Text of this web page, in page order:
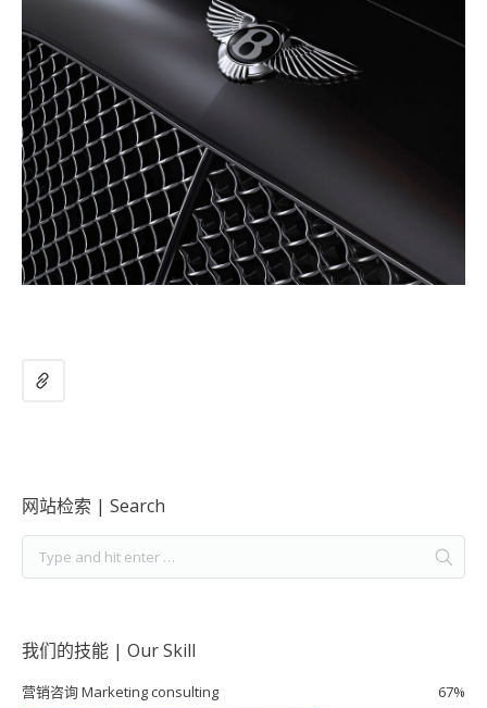
网站检索 | Search
我们的技能 | Our Skill
营销咨询 Marketing consulting 67%